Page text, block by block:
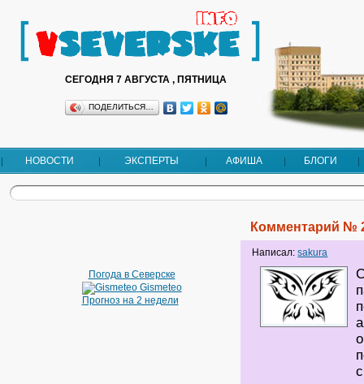
СЕГОДНЯ 7 АВГУСТА , ПЯТНИЦА
ПОДЕЛИТЬСЯ…
НОВОСТИ ЭКСПЕРТЫ АФИША БЛОГИ
Погода в Северске
Gismeteo
Прогноз на 2 недели
Комментарий №
Написал:sakura